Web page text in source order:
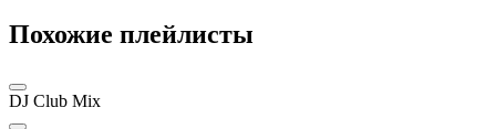
Похожие плейлисты
DJ Club Mix